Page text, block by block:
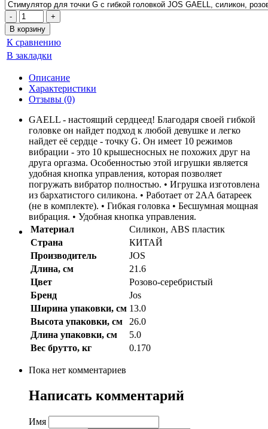
К сравнению
В закладки
Описание
Характеристики
Отзывы (0)
GAELL - настоящий сердцеед! Благодаря своей гибкой
головке он найдет подход к любой девушке и легко
найдет её сердце - точку G. Он имеет 10 режимов
вибрации - это 10 крышесносных не похожих друг на
друга оргазма. Особенностью этой игрушки является
удобная кнопка управления, которая позволяет
погружать вибратор полностью. • Игрушка изготовлена
из бархатистого силикона. • Работает от 2AA батареек
(не в комплекте). • Гибкая головка • Бесшумная мощная
вибрация. • Удобная кнопка управления.
Материал
Силикон, ABS пластик
Страна
КИТАЙ
Производитель
JOS
Длина, см
21.6
Цвет
Розово-серебристый
Бренд
Jos
Ширина упаковки, см 13.0
Высота упаковки, см
26.0
Длина упаковки, см
5.0
Вес брутто, кг
0.170
Пока нет комментариев
Написать комментарий
Имя